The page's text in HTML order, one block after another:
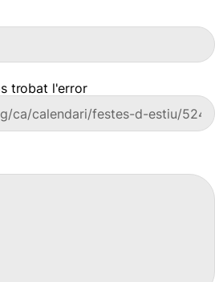
trobat l'error